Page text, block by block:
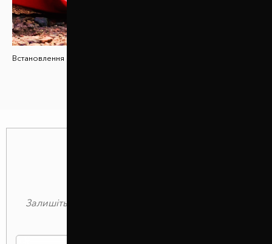
Встановлення передніх проставок на Nissan Sentra
Залишіть свої дані і наш менеджер зв'яжеться з